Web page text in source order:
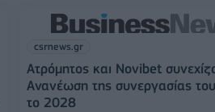
csrnews.gr
Ατρόμητος και Novibet
Ανανέωση της συνεργασίας
το 2028